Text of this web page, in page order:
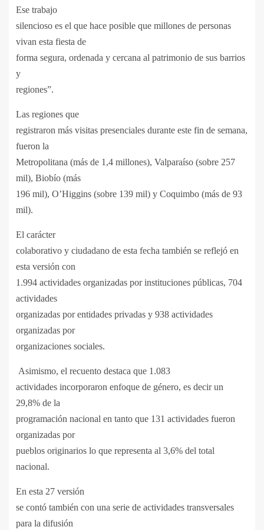
Ese trabajo
silencioso es el que hace posible que millones de personas
vivan esta fiesta de
forma segura, ordenada y cercana al patrimonio de sus barrios
y
regiones”.
Las regiones que
registraron más visitas presenciales durante este fin de semana,
fueron la
Metropolitana (más de 1,4 millones), Valparaíso (sobre 257
mil), Biobío (más
196 mil), O’Higgins (sobre 139 mil) y Coquimbo (más de 93
mil).
El carácter
colaborativo y ciudadano de esta fecha también se reflejó en
esta versión con
1.994 actividades organizadas por instituciones públicas, 704
actividades
organizadas por entidades privadas y 938 actividades
organizadas por
organizaciones sociales.
Asimismo, el recuento destaca que 1.083
actividades incorporaron enfoque de género, es decir un
29,8% de la
programación nacional en tanto que 131 actividades fueron
organizadas por
pueblos originarios lo que representa al 3,6% del total
nacional.
En esta 27 versión
se contó también con una serie de actividades transversales
para la difusión